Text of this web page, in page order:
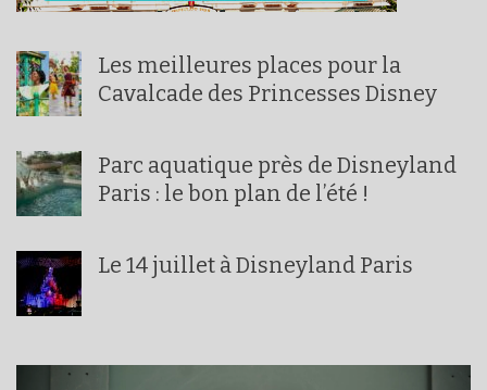
Les meilleures places pour la
Cavalcade des Princesses Disney
Parc aquatique près de Disneyland
Paris : le bon plan de l’été !
Le 14 juillet à Disneyland Paris